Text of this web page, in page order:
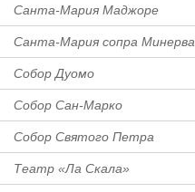
Санта-Мария Маджоре
Санта-Мария сопра Минерва
Собор Дуомо
Собор Сан-Марко
Собор Святого Петра
Театр «Ла Скала»